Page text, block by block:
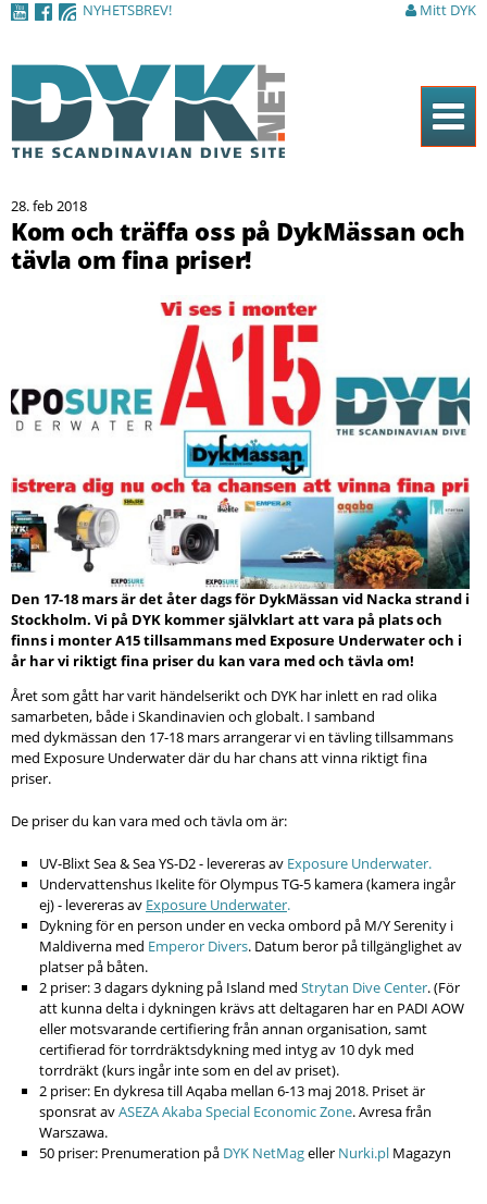
NYHETSBREV! Mitt DYK
Hem
Tidningen
Nyheter
Shop
Kontakt
Sök
28. feb 2018
Kom och träffa oss på DykMässan och
tävla om fina priser!
Den 17-18 mars är det åter dags för DykMässan vid Nacka strand i
Stockholm. Vi på DYK kommer självklart att vara på plats och
finns i monter A15 tillsammans med Exposure Underwater och i
år har vi riktigt fina priser du kan vara med och tävla om!
Året som gått har varit händelserikt och DYK har inlett en rad olika
samarbeten, både i Skandinavien och globalt. I samband
med dykmässan den 17-18 mars arrangerar vi en tävling tillsammans
med Exposure Underwater där du har chans att vinna riktigt fina
priser.
De priser du kan vara med och tävla om är:
UV-Blixt Sea & Sea YS-D2 - levereras av Exposure Underwater.
Undervattenshus Ikelite för Olympus TG-5 kamera (kamera ingår
ej) - levereras av Exposure Underwater.
Dykning för en person under en vecka ombord på M/Y Serenity i
Maldiverna med Emperor Divers. Datum beror på tillgänglighet av
platser på båten.
2 priser: 3 dagars dykning på Island med Strytan Dive Center. (För
att kunna delta i dykningen krävs att deltagaren har en PADI AOW
eller motsvarande certifiering från annan organisation, samt
certifierad för torrdräktsdykning med intyg av 10 dyk med
torrdräkt (kurs ingår inte som en del av priset).
2 priser: En dykresa till Aqaba mellan 6-13 maj 2018. Priset är
sponsrat avASEZA Akaba Special Economic Zone. Avresa från
Warszawa.
50 priser: Prenumeration på DYK NetMageller Nurki.pl Magazyn